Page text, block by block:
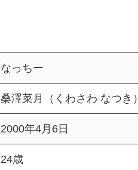
なっちー
桑澤菜月（くわさわ なつき）
2000年4月6日
24歳